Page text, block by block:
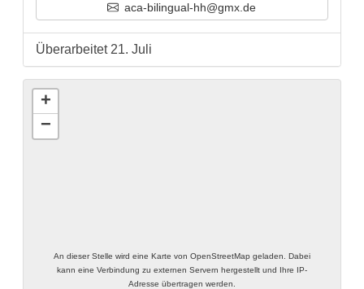
aca-bilingual-hh@gmx.de
Überarbeitet 21. Juli
An dieser Stelle wird eine Karte von OpenStreetMap geladen. Dabei
kann eine Verbindung zu externen Servern hergestellt und Ihre IP-
Adresse übertragen werden.
+
−